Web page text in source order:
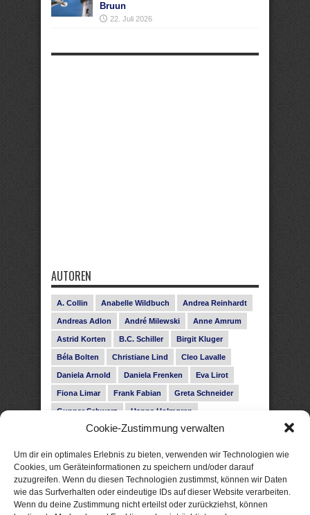
Cookie-Zustimmung verwalten
Um dir ein optimales Erlebnis zu bieten, verwenden wir Technologien wie
Cookies, um Geräteinformationen zu speichern und/oder darauf
zuzugreifen. Wenn du diesen Technologien zustimmst, können wir Daten
wie das Surfverhalten oder eindeutige IDs auf dieser Website verarbeiten.
Wenn du deine Zustimmung nicht erteilst oder zurückziehst, können
Bruun
22. Juli 2026
AUTOREN
A. Collin Anabelle Wildbuch Andrea Reinhardt
Andreas Adlon André Milewski Anne Amrum
Astrid Korten B.C. Schiller Birgit Kluger
Béla Bolten Christiane Lind Cleo Lavalle
Daniela Arnold Daniela Frenken Eva Lirot
Fiona Limar Frank Fabian Greta Schneider
Gunnar Schwarz Hanna Holmgren
Heike Fröhling Ina Glahe Ivo Pala J. Vellguth
Leonie Haubrich Lilly Labord Livia Pipes
Malin Blunk Marcus Hünnebeck Martin Krist
Melisa Schwermer Nele Bruun Nika Lubitsch